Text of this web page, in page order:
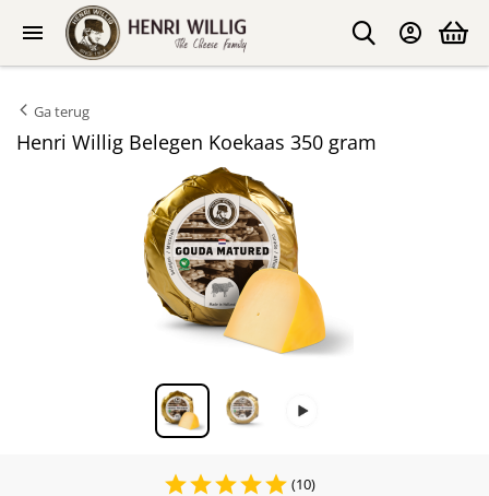
Ga terug
Henri Willig Belegen Koekaas 350 gram
(10)